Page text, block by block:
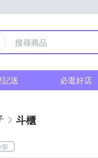
記送 必逛好店
斗櫃
部